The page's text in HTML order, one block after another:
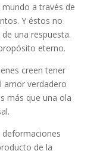
a través de
Y éstos no
una respuesta.
eterno.
creen tener
amor verdadero
más que una ola
deformaciones
de la